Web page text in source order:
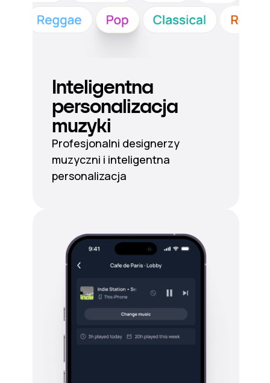
Inteligentna
personalizacja
muzyki
Profesjonalni designerzy
muzyczni i inteligentna
personalizacja